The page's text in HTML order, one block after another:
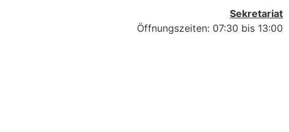
Sekretariat
Öffnungszeiten: 07:30 bis 13:00